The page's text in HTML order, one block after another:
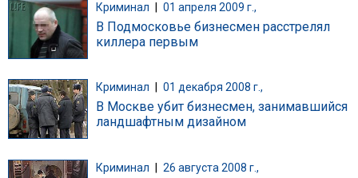
Криминал 01 апреля 2009 г.,
В Подмосковье бизнесмен расстрелял
киллера первым
Криминал 01 декабря 2008 г.,
В Москве убит бизнесмен, занимавшийся
ландшафтным дизайном
Криминал | 26 августа 2008 г.,